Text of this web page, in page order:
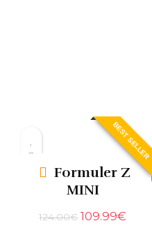
BEST SELLER
Formuler Z
MINI
124.00€ 109.99€